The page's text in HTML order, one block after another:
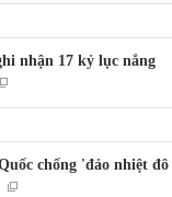
nhận 17 kỷ lục nắng
chống 'đảo nhiệt đô